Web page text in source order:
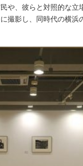
や、彼らと対照的な立
撮影し、同時代の横浜